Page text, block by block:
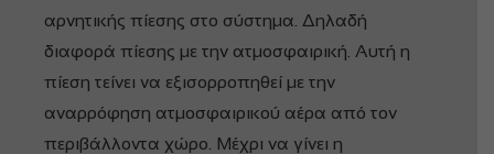
αρνητικής πίεσης στο σύστημα. Δηλαδή
διαφορά πίεσης με την ατμοσφαιρική. Αυτή η
πίεση τείνει να εξισορροπηθεί με την
αναρρόφηση ατμοσφαιρικού αέρα από τον
περιβάλλοντα χώρο. Μέχρι να γίνει η